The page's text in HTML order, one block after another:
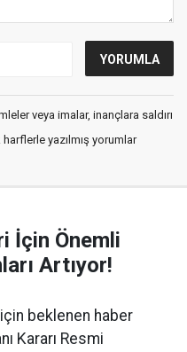
veya imalar, inançlara saldırı
yazılmış yorumlar
İçin Önemli
Artıyor!
beklenen haber
Kararı Resmi